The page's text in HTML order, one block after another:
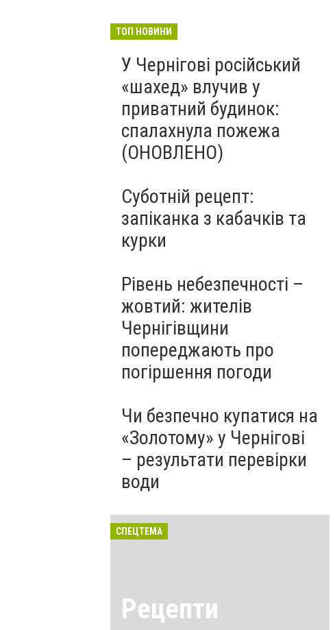
ТОП НОВИНИ
У Чернігові російський
«шахед» влучив у
приватний будинок:
спалахнула пожежа
(ОНОВЛЕНО)
Суботній рецепт:
запіканка з кабачків та
курки
Рівень небезпечності –
жовтий: жителів
Чернігівщини
попереджають про
погіршення погоди
Чи безпечно купатися на
«Золотому» у Чернігові
– результати перевірки
води
СПЕЦТЕМА
Рецепти